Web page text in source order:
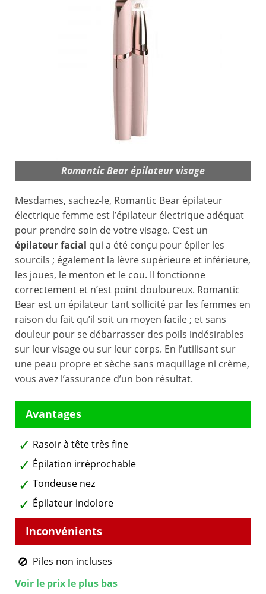
Romantic Bear épilateur visage
Mesdames, sachez-le, Romantic Bear épilateur
électrique femme est l’épilateur électrique adéquat
pour prendre soin de votre visage. C’est un
épilateur facial qui a été conçu pour épiler les
sourcils ; également la lèvre supérieure et inférieure,
les joues, le menton et le cou. Il fonctionne
correctement et n’est point douloureux. Romantic
Bear est un épilateur tant sollicité par les femmes en
raison du fait qu’il soit un moyen facile ; et sans
douleur pour se débarrasser des poils indésirables
sur leur visage ou sur leur corps. En l’utilisant sur
une peau propre et sèche sans maquillage ni crème,
vous avez l’assurance d’un bon résultat.
Rasoir à tête très fine
Épilation irréprochable
Tondeuse nez
Épilateur indolore
Piles non incluses
Voir le prix le plus bas